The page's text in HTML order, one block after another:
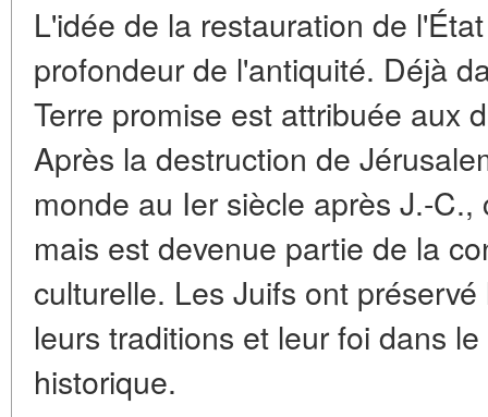
L'idée de la restauration de
profondeur de l'antiquité. Déjà
Terre promise est attribuée aux
Après la destruction de
monde au Ier siècle après J.-
mais est devenue partie de la
culturelle. Les Juifs ont
leurs traditions et leur foi dans
historique.